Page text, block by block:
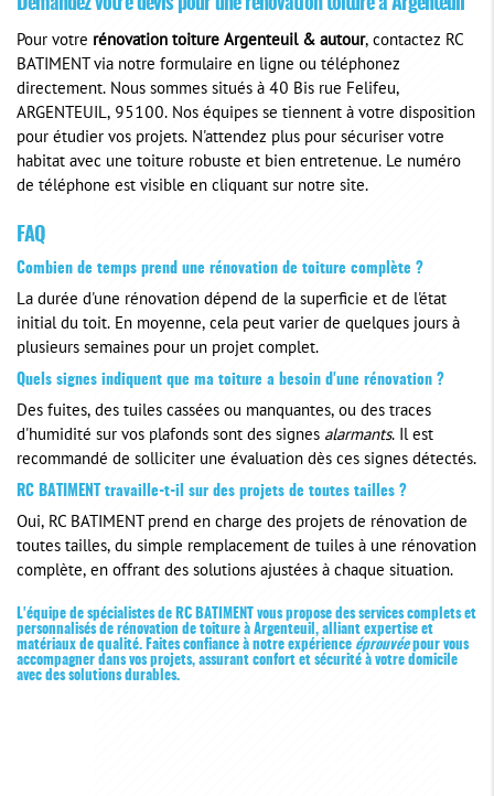
Demandez votre devis pour une rénovation toiture à Argenteuil
Pour votre rénovation toiture Argenteuil & autour, contactez RC
BATIMENT via notre formulaire en ligne ou téléphonez
directement. Nous sommes situés à 40 Bis rue Felifeu,
ARGENTEUIL, 95100. Nos équipes se tiennent à votre disposition
pour étudier vos projets. N'attendez plus pour sécuriser votre
habitat avec une toiture robuste et bien entretenue. Le numéro
de téléphone est visible en cliquant sur notre site.
FAQ
Combien de temps prend une rénovation de toiture complète ?
La durée d'une rénovation dépend de la superficie et de l'état
initial du toit. En moyenne, cela peut varier de quelques jours à
plusieurs semaines pour un projet complet.
Quels signes indiquent que ma toiture a besoin d'une rénovation ?
Des fuites, des tuiles cassées ou manquantes, ou des traces
d'humidité sur vos plafonds sont des signes alarmants. Il est
recommandé de solliciter une évaluation dès ces signes détectés.
RC BATIMENT travaille-t-il sur des projets de toutes tailles ?
Oui, RC BATIMENT prend en charge des projets de rénovation de
toutes tailles, du simple remplacement de tuiles à une rénovation
complète, en offrant des solutions ajustées à chaque situation.
L'équipe de spécialistes de RC BATIMENT vous propose des services complets et
personnalisés de rénovation de toiture à Argenteuil, alliant expertise et
matériaux de qualité. Faites confiance à notre expérience éprouvéepour vous
accompagner dans vos projets, assurant confort et sécurité à votre domicile
avec des solutions durables.